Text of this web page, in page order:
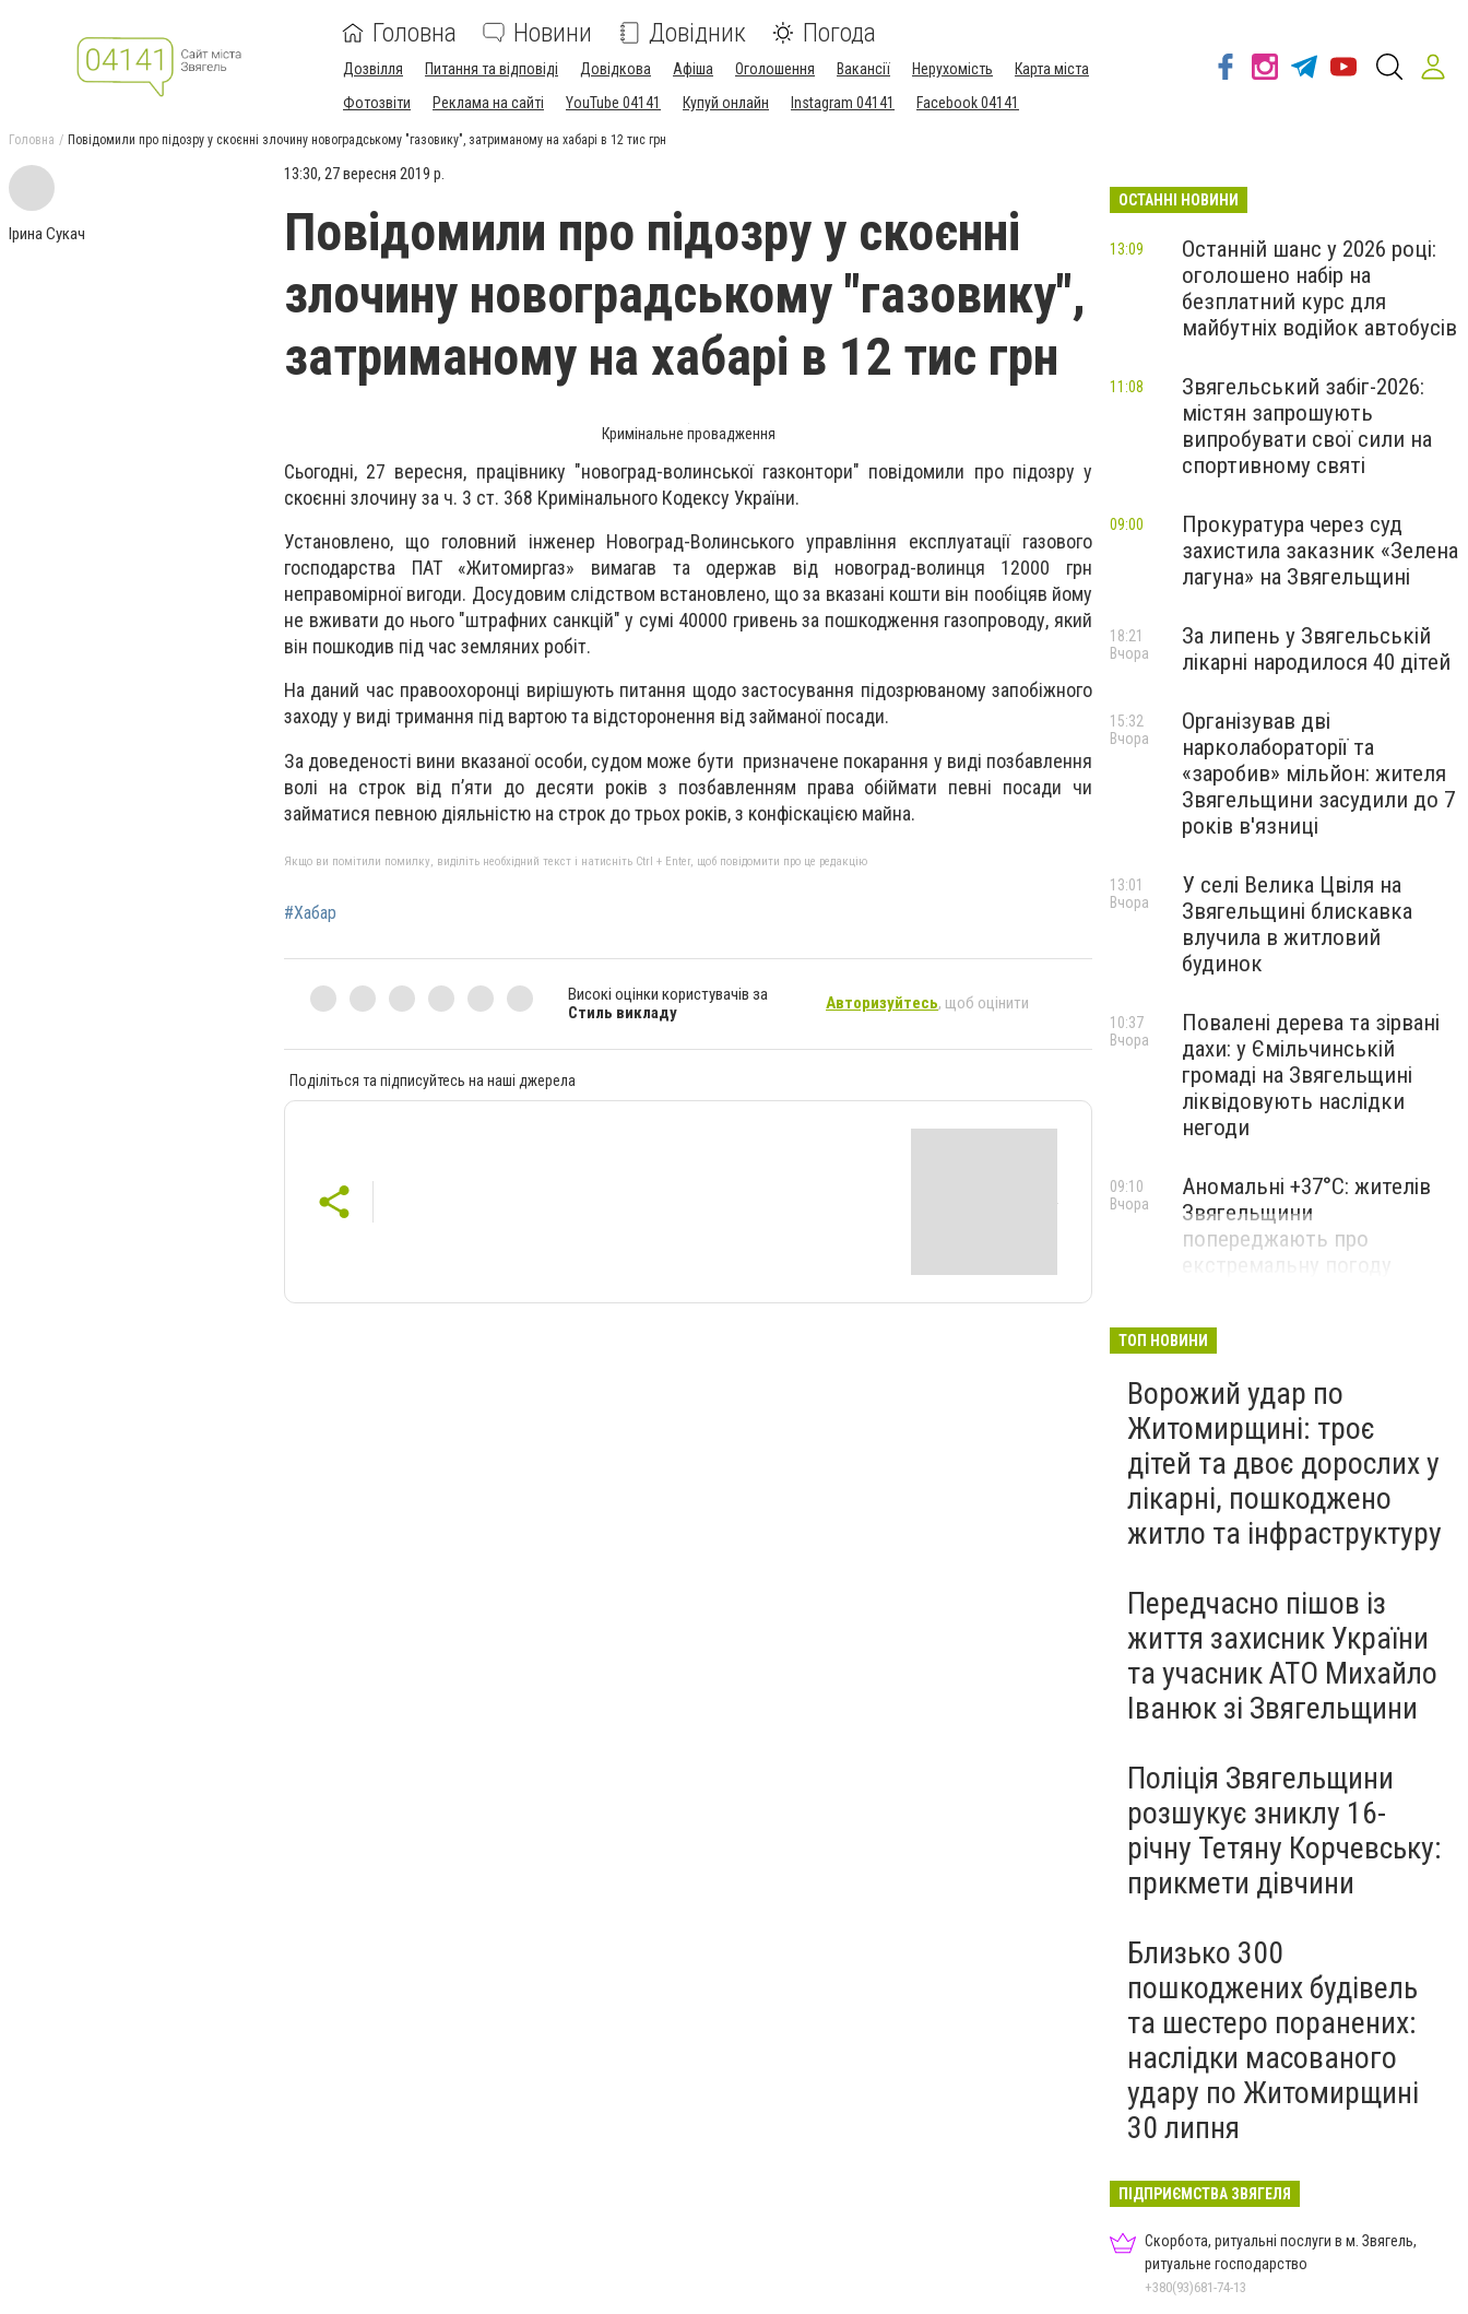
Головна Новини Довідник Погода
Дозвілля Питання та відповіді Довідкова Афіша Оголошення Вакансії Нерухомість
Карта міста
Фотозвіти
Реклама на сайті YouTube 04141 Купуй онлайн Instagram 04141 Facebook 04141
Головна Повідомили про підозру у скоєнні злочину новоградському "газовику", затриманому на хабарі в 12 тис грн
Ірина Сукач
13:30, 27 вересня 2019 р.
Повідомили про підозру у скоєнні
злочину новоградському "газовику",
затриманому на хабарі в 12 тис грн
Кримінальне провадження
Сьогодні, 27 вересня, працівнику "новоград-волинської газконтори" повідомили про підозру у
скоєнні злочину за ч. 3 ст. 368 Кримінального Кодексу України.
Установлено, що головний інженер Новоград-Волинського управління експлуатації газового
господарства ПАТ «Житомиргаз» вимагав та одержав від новоград-волинця 12000 грн
неправомірної вигоди. Досудовим слідством встановлено, що за вказані кошти він пообіцяв йому
не вживати до нього "штрафних санкцій" у сумі 40000 гривень за пошкодження газопроводу, який
він пошкодив під час земляних робіт.
На даний час правоохоронці вирішують питання щодо застосування підозрюваному запобіжного
заходу у виді тримання під вартою та відсторонення від займаної посади.
За доведеності вини вказаної особи, судом може бути призначене покарання у виді позбавлення
волі на строк від п’яти до десяти років з позбавленням права обіймати певні посади чи
займатися певною діяльністю на строк до трьох років, з конфіскацією майна.
Якщо ви помітили помилку, виділіть необхідний текст і натисніть Ctrl + Enter, щоб повідомити про це редакцію
#Хабар
Високі оцінки користувачів за
Стиль викладу
Авторизуйтесь, щоб оцінити
Поділіться та підписуйтесь на наші джерела
ОСТАННІ НОВИНИ
Останній шанс у 2026 році:
оголошено набір на
безплатний курс для
майбутніх водійок автобусів
13:09
Звягельський забіг-2026:
містян запрошують
випробувати свої сили на
спортивному святі
11:08
Прокуратура через суд
захистила заказник «Зелена
лагуна» на Звягельщині
09:00
За липень у Звягельській
лікарні народилося 40 дітей
18:21
Вчора
Організував дві
нарколабораторії та
«заробив» мільйон: жителя
Звягельщини засудили до 7
років в'язниці
15:32
Вчора
У селі Велика Цвіля на
Звягельщині блискавка
влучила в житловий
будинок
13:01
Вчора
Повалені дерева та зірвані
дахи: у Ємільчинській
громаді на Звягельщині
ліквідовують наслідки
негоди
10:37
Вчора
Аномальні +37°C: жителів
Звягельщини
попереджають про
09:10
Вчора
ТОП НОВИНИ
Ворожий удар по
Житомирщині: троє
дітей та двоє дорослих у
лікарні, пошкоджено
житло та інфраструктуру
Передчасно пішов із
життя захисник України
та учасник АТО Михайло
Іванюк зі Звягельщини
Поліція Звягельщини
розшукує зниклу 16-
річну Тетяну Корчевську:
прикмети дівчини
Близько 300
пошкоджених будівель
та шестеро поранених:
наслідки масованого
удару по Житомирщині
30 липня
ПІДПРИЄМСТВА ЗВЯГЕЛЯ
Скорбота, ритуальні послуги в м. Звягель,
ритуальне господарство
+380(93)681-74-13